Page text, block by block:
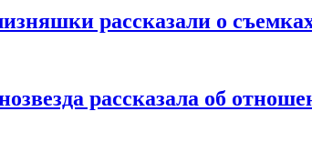
рассказали о
рассказала об